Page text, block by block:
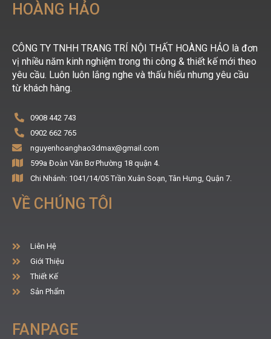
HOÀNG HẢO
CÔNG TY TNHH TRANG TRÍ NỘI THẤT HOÀNG HẢO là đơn
vị nhiều năm kinh nghiệm trong thi công & thiết kế mới theo
yêu cầu. Luôn luôn lắng nghe và thấu hiểu nhưng yêu cầu
từ khách hàng.
0908 442 743
0902 662 765
nguyenhoanghao3dmax@gmail.com
599a Đoàn Văn Bơ Phường 18 quận 4.
Chi Nhánh: 1041/14/05 Trần Xuân Soạn, Tân Hưng, Quận 7.
VỀ CHÚNG TÔI
Liên Hệ
Giới Thiệu
Thiết Kế
Sản Phẩm
FANPAGE